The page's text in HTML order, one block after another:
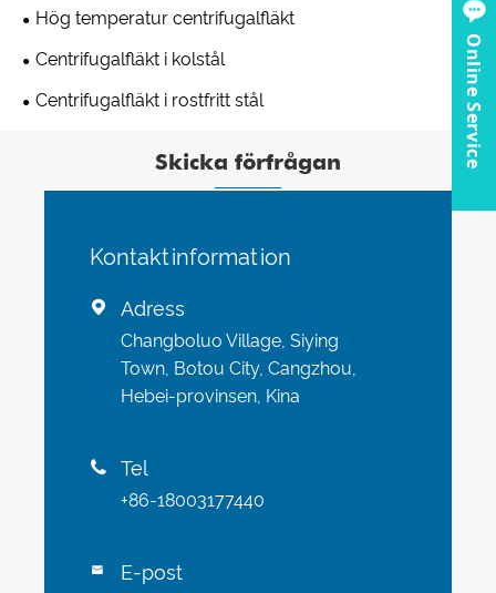
Hög temperatur centrifugalfläkt
Centrifugalfläkt i kolstål
Centrifugalfläkt i rostfritt stål
Skicka förfrågan
Kontaktinformation
 Adress
Changboluo Village, Siying
Town, Botou City, Cangzhou,
Hebei-provinsen, Kina
 Tel
+86-18003177440
 E-post
Online Service